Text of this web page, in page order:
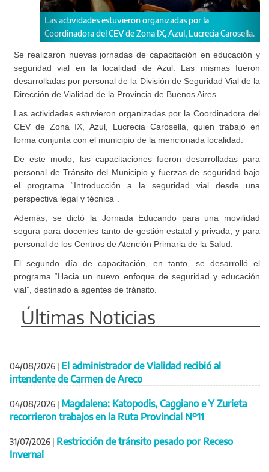
Las actividades estuvieron organizadas por la
Coordinadora del CEV de Zona IX, Azul, Lucrecia Carosella.
Se realizaron nuevas jornadas de capacitación en educación y
seguridad vial en la localidad de Azul. Las mismas fueron
desarrolladas por personal de la División de Seguridad Vial de la
Dirección de Vialidad de la Provincia de Buenos Aires.
Las actividades estuvieron organizadas por la Coordinadora del
CEV de Zona IX, Azul, Lucrecia Carosella, quien trabajó en
forma conjunta con el municipio de la mencionada localidad.
De este modo, las capacitaciones fueron desarrolladas para
personal de Tránsito del Municipio y fuerzas de seguridad bajo
el programa “Introducción a la seguridad vial desde una
perspectiva legal y técnica”.
Además, se dictó la Jornada Educando para una movilidad
segura para docentes tanto de gestión estatal y privada, y para
personal de los Centros de Atención Primaria de la Salud.
El segundo día de capacitación, en tanto, se desarrolló el
programa “Hacia un nuevo enfoque de seguridad y educación
vial”, destinado a agentes de tránsito.
Últimas Noticias
04/08/2026 | El administrador de Vialidad recibió al
intendente de Carmen de Areco
04/08/2026 | Magdalena: Katopodis, Caggiano e Y Zurieta
recorrieron trabajos en la Ruta Provincial Nº11
31/07/2026 | Restricción de tránsito pesado por Receso
Invernal